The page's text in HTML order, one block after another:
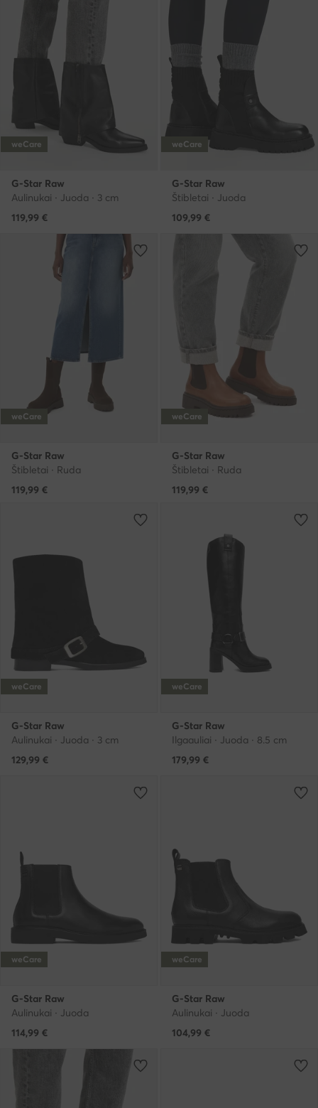
weCare
G-Star Raw
Aulinukai · Juoda · 3 cm
119,99 €
weCare
G-Star Raw
Štibletai · Juoda
109,99 €
weCare
G-Star Raw
Štibletai · Ruda
119,99 €
weCare
G-Star Raw
Štibletai · Ruda
119,99 €
weCare
G-Star Raw
Aulinukai · Juoda · 3 cm
129,99 €
weCare
G-Star Raw
Ilgaauliai · Juoda · 8.5 cm
179,99 €
weCare
G-Star Raw
Aulinukai · Juoda
114,99 €
weCare
G-Star Raw
Aulinukai · Juoda
104,99 €